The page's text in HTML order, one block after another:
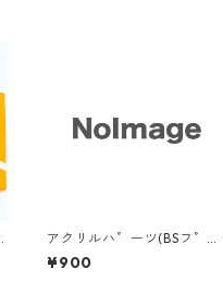
アクリルハ゜ーツ(BSフ゜ラ
ハンマー用)10mm <1個>【
RT44401】
¥900